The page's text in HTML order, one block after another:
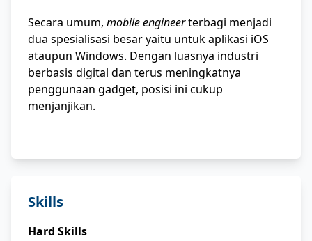
Secara umum, mobile engineerterbagi menjadi
dua spesialisasi besar yaitu untuk aplikasi iOS
ataupun Windows. Dengan luasnya industri
berbasis digital dan terus meningkatnya
penggunaan gadget, posisi ini cukup
menjanjikan.
Skills
Hard Skills